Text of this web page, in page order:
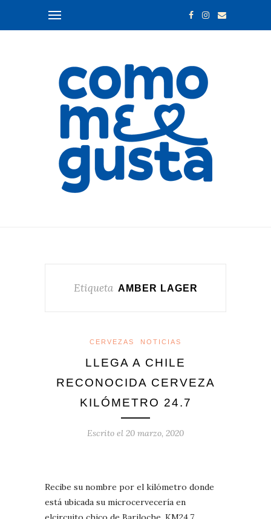
Etiqueta AMBER LAGER
CERVEZAS NOTICIAS
LLEGA A CHILE
RECONOCIDA CERVEZA
KILÓMETRO 24.7
Escrito el 20 marzo, 2020
Recibe su nombre por el kilómetro donde
está ubicada su microcervecería en